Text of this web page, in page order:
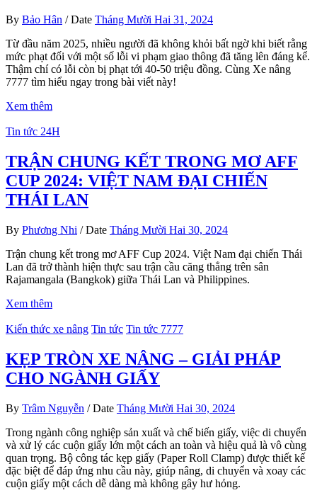
By Bảo Hân / Date Tháng Mười Hai 31, 2024
Từ đầu năm 2025, nhiều người đã không khỏi bất ngờ khi biết rằng
mức phạt đối với một số lỗi vi phạm giao thông đã tăng lên đáng kể.
Thậm chí có lỗi còn bị phạt tới 40-50 triệu đồng. Cùng Xe nâng
7777 tìm hiểu ngay trong bài viết này!
Xem thêm
Tin tức 24H
TRẬN CHUNG KẾT TRONG MƠ AFF
CUP 2024: VIỆT NAM ĐẠI CHIẾN
THÁI LAN
By Phương Nhi / Date Tháng Mười Hai 30, 2024
Trận chung kết trong mơ AFF Cup 2024. Việt Nam đại chiến Thái
Lan đã trở thành hiện thực sau trận cầu căng thẳng trên sân
Rajamangala (Bangkok) giữa Thái Lan và Philippines.
Xem thêm
Kiến thức xe nâng Tin tức Tin tức 7777
KẸP TRÒN XE NÂNG – GIẢI PHÁP
CHO NGÀNH GIẤY
By Trâm Nguyễn / Date Tháng Mười Hai 30, 2024
Trong ngành công nghiệp sản xuất và chế biến giấy, việc di chuyển
và xử lý các cuộn giấy lớn một cách an toàn và hiệu quả là vô cùng
quan trọng. Bộ công tác kẹp giấy (Paper Roll Clamp) được thiết kế
đặc biệt để đáp ứng nhu cầu này, giúp nâng, di chuyển và xoay các
cuộn giấy một cách dễ dàng mà không gây hư hỏng.